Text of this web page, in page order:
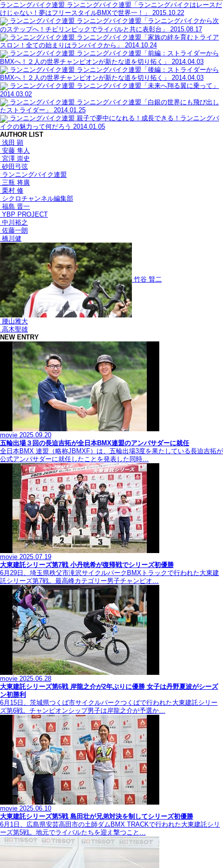
ランニングバイク連盟 ランニングバイク連盟「ランニングバイクはレースだ
けじゃない！夢はフリースタイルBMXで世界一！」
2015.10.22
ランニングバイク連盟 ランニングバイク連盟「ランニングバイクから次
のステップへ！チビリンピックでライバルと共に表彰台」
2015.08.17
ランニングバイク連盟 ランニングバイク連盟「家族の絆を育むトライア
スロン！全ての始まりはランバイクから」
2014.10.24
ランニングバイク連盟 ランニングバイク連盟「前編：ストライダーから
BMXへ！２人の世界チャンピオンが新たな道を切り拓く」
2014.04.03
ランニングバイク連盟 ランニングバイク連盟「後編：ストライダーから
BMXへ！２人の世界チャンピオンが新たな道を切り拓く」
2014.04.03
ランニングバイク連盟 ランニングバイク連盟「未来へ翔る翼に乗って」
2014.03.02
ランニングバイク連盟 ランニングバイク連盟「白銀の世界にも飛び出し
たストライダー」
2014.01.25
ランニングバイク連盟 親子で夢中になれる！成長できる！ランニングバ
イクの魅力って何だろう 2014.01.05
AUTHOR LIST
浅田 顕
安藤 隼人
宮澤 崇史
砂田弓弦
ランニングバイク連盟
三瓶 将廣
栗村 修
シクロチャンネル編集部
福島 晋一
YBP PROJECT
中川裕之
佐藤一朗
橋川健
竹谷 賢二
腰山雅大
高木聖雄
NEW ENTRY
movie 2025.09.20
五輪出場３回の長迫吉拓が全日本BMX連盟のアンバサダーに就任
全日本BMX 連盟（略称JBMXF）は、五輪出場3度を果たしている長迫吉拓が
公式アンバサダーに就任したことを発表した同時…
movie 2025.07.19
大東建託シリーズ第7戦 ⼩丹晄希が復帰戦でシリーズ初優勝
6月29日、埼玉県秩父市滝沢サイクルパークBMXトラックで行われた大東建
託シリーズ第7戦。最高峰カテゴリー男子チャンピオ…
movie 2025.06.28
大東建託シリーズ第6戦 岸龍之介が2年ぶりに優勝 女子は丹野夏波がシーズ
ン初勝利
6月15日、茨城県つくば市サイクルパークつくばで行われた大東建託シリー
ズ第6戦。チャンピオンシップ男子は岸龍之介が予選か…
movie 2025.06.10
大東建託シリーズ第5戦 島田壮が兄弟対決を制してシリーズ初優勝
6月1日、広島県安芸高田市の土師ダムBMX TRACKで行われた大東建託シリ
ーズ第5戦。地元でライバルたちを迎え撃つこと…